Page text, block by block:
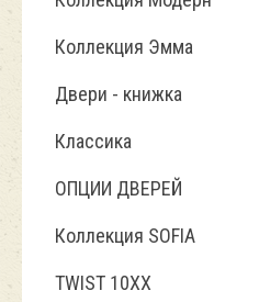
Коллекция Эмма
Двери - книжка
Классика
ОПЦИИ ДВЕРЕЙ
Коллекция SOFIA
TWIST 10ХХ